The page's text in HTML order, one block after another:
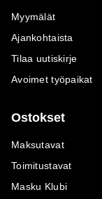
Myymälät
Ajankohtaista
Tilaa uutiskirje
Avoimet työpaikat
Ostokset
Maksutavat
Toimitustavat
Masku Klubi